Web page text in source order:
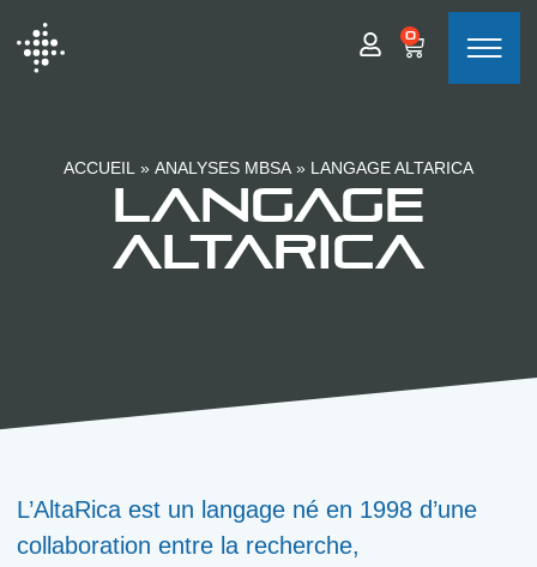
0
ACCUEIL » ANALYSES MBSA» LANGAGE ALTARICA
LANGAGE
ALTARICA
L’AltaRica est un langage né en 1998 d’une
collaboration entre la recherche,